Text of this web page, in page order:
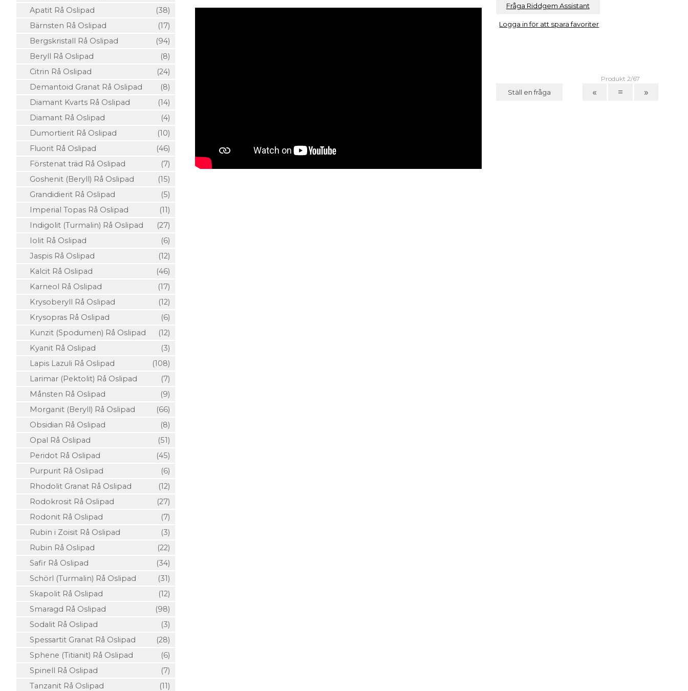
Apatit Rå Oslipad
(38)
Bärnsten Rå Oslipad
(17)
Bergskristall Rå Oslipad
(94)
Beryll Rå Oslipad
(8)
Citrin Rå Oslipad
(24)
Demantoid Granat Rå Oslipad
(8)
Diamant Kvarts Rå Oslipad
(14)
Diamant Rå Oslipad
(4)
Dumortierit Rå Oslipad
(10)
Fluorit Rå Oslipad
(46)
Förstenat träd Rå Oslipad
(7)
Goshenit (Beryll) Rå Oslipad
(15)
Grandidierit Rå Oslipad
(5)
Imperial Topas Rå Oslipad
(11)
Indigolit (Turmalin) Rå Oslipad
(27)
Iolit Rå Oslipad
(6)
Jaspis Rå Oslipad
(12)
Kalcit Rå Oslipad
(46)
Karneol Rå Oslipad
(17)
Krysoberyll Rå Oslipad
(12)
Krysopras Rå Oslipad
(6)
Kunzit (Spodumen) Rå Oslipad
(12)
Kyanit Rå Oslipad
(3)
Lapis Lazuli Rå Oslipad
(108)
Larimar (Pektolit) Rå Oslipad
(7)
Månsten Rå Oslipad
(9)
Morganit (Beryll) Rå Oslipad
(66)
Obsidian Rå Oslipad
(8)
Opal Rå Oslipad
(51)
Peridot Rå Oslipad
(45)
Purpurit Rå Oslipad
(6)
Rhodolit Granat Rå Oslipad
(12)
Rodokrosit Rå Oslipad
(27)
Rodonit Rå Oslipad
(7)
Rubin i Zoisit Rå Oslipad
(3)
Rubin Rå Oslipad
(22)
Safir Rå Oslipad
(34)
Schörl (Turmalin) Rå Oslipad
(31)
Skapolit Rå Oslipad
(12)
Smaragd Rå Oslipad
(98)
Sodalit Rå Oslipad
(3)
Spessartit Granat Rå Oslipad
(28)
Sphene (Titianit) Rå Oslipad
(6)
Spinell Rå Oslipad
(7)
Tanzanit Rå Oslipad
(11)
Fråga Riddgem Assistant
Logga in för att spara favoriter
Ställ en fråga
Produkt 2/67
« = »